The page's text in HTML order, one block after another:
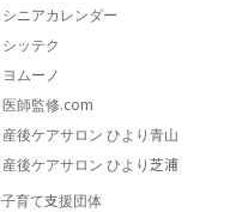
シニアカレンダー
シッテク
ヨムーノ
医師監修.com
産後ケアサロン ひより青山
産後ケアサロン ひより芝浦
子育て支援団体